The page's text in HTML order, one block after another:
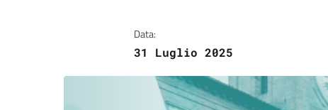
Data:
31 Luglio 2025